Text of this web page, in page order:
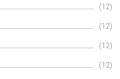
(12)
(12)
(12)
(12)